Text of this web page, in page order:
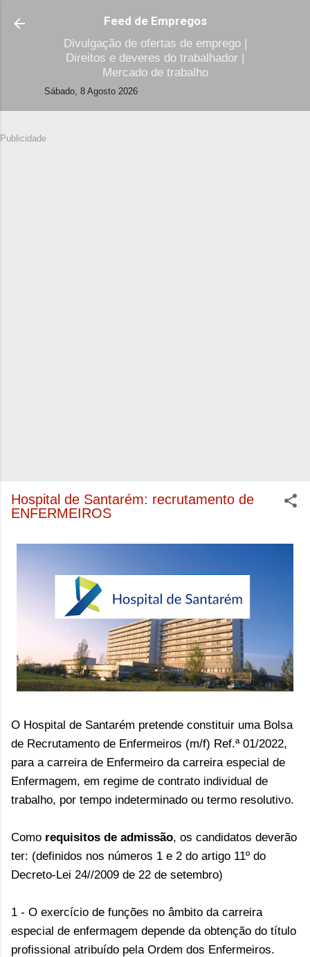
Avançar para o conteúdo principal
Feed de Empregos
Divulgação de ofertas de emprego |
Direitos e deveres do trabalhador |
Mercado de trabalho
Sábado, 8 Agosto 2026
Publicidade
Hospital de Santarém: recrutamento de
ENFERMEIROS
O Hospital de Santarém pretende constituir uma Bolsa
de Recrutamento de Enfermeiros (m/f) Ref.ª 01/2022,
para a carreira de Enfermeiro da carreira especial de
Enfermagem, em regime de contrato individual de
trabalho, por tempo indeterminado ou termo resolutivo.
Como requisitos de admissão, os candidatos deverão
ter: (definidos nos números 1 e 2 do artigo 11º do
Decreto-Lei 24//2009 de 22 de setembro)
1 - O exercício de funções no âmbito da carreira
especial de enfermagem depende da obtenção do título
profissional atribuído pela Ordem dos Enfermeiros.